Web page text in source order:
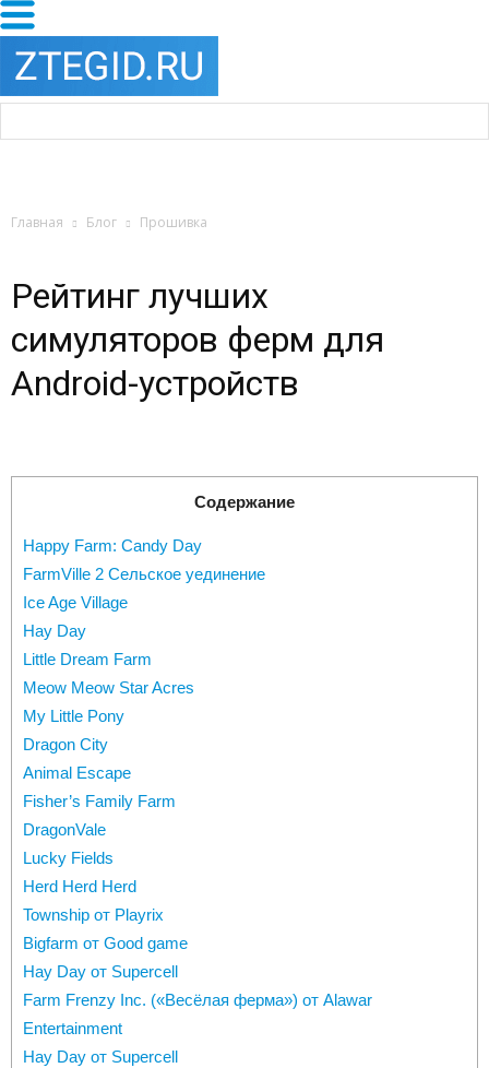
Главная Блог Прошивка
Рейтинг лучших
симуляторов ферм для
Android-устройств
Содержание
Happy Farm: Candy Day
FarmVille 2 Cельское уединение
Ice Age Village
Hay Day
Little Dream Farm
Meow Meow Star Acres
My Little Pony
Dragon City
Animal Escape
Fisher’s Family Farm
DragonVale
Lucky Fields
Herd Herd Herd
Township от Playrix
Bigfarm от Good game
Hay Day от Supercell
Farm Frenzy Inc. («Весёлая ферма») от Alawar
Entertainment
Hay Day от Supercell